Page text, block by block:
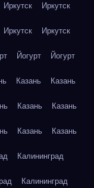
Иркутск Иркутск
Иркутск Иркутск
Йогурт Йогурт
Казань Казань
Казань Казань
Казань Казань
Калининград
Калининград